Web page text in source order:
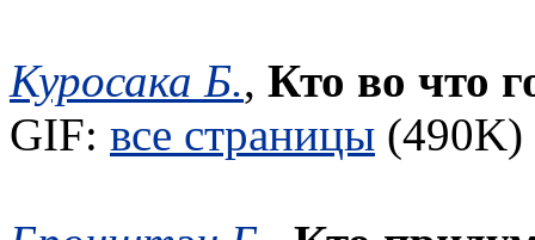
Куросака Б., Кто во что
GIF: все страницы